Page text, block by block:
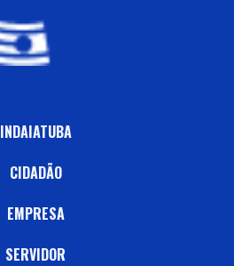
INDAIATUBA
CIDADÃO
EMPRESA
SERVIDOR